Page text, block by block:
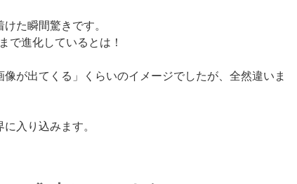
けた瞬間驚きです。
で進化しているとは！
像が出てくる」くらいのイメージでしたが、全然違いま
入り込みます。